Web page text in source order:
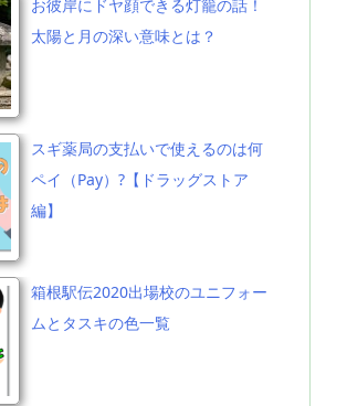
お彼岸にドヤ顔できる灯籠の話！
太陽と月の深い意味とは？
スギ薬局の支払いで使えるのは何
ペイ（Pay）?【ドラッグストア
編】
箱根駅伝2020出場校のユニフォー
ムとタスキの色一覧